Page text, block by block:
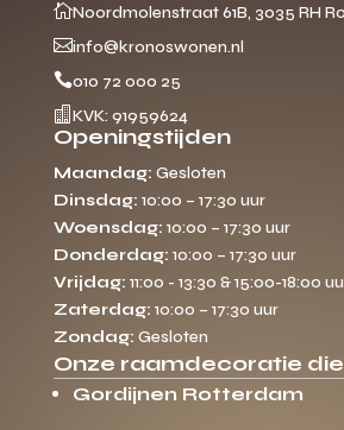
Noordmolenstraat 61B, 3035 RH
info@kronoswonen.nl
010 72 000 25
 KVK: 91959624
Openingstijden
Maandag: Gesloten
Dinsdag: 10:00 – 17:30 uur
Woensdag: 10:00 – 17:30 uur
Donderdag: 10:00 – 17:30 uur
Vrijdag: 11:00 - 13:30 & 15:00-18:00
Zaterdag: 10:00 – 17:30 uur
Zondag: Gesloten
Onze raamdecoratie
Gordijnen Rotterdam